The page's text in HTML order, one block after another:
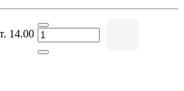
14.00